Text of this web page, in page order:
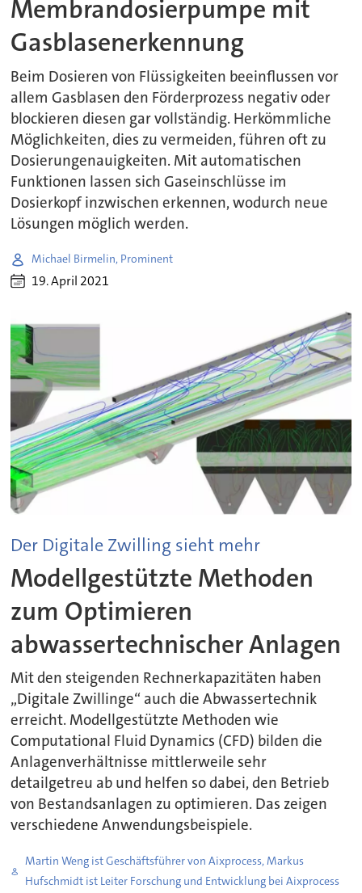
Membrandosierpumpe mit
Gasblasenerkennung
Beim Dosieren von Flüssigkeiten beeinflussen vor
allem Gasblasen den Förderprozess negativ oder
blockieren diesen gar vollständig. Herkömmliche
Möglichkeiten, dies zu vermeiden, führen oft zu
Dosierungenauigkeiten. Mit automatischen
Funktionen lassen sich Gaseinschlüsse im
Dosierkopf inzwischen erkennen, wodurch neue
Lösungen möglich werden.
Michael Birmelin, Prominent
19. April 2021
Der Digitale Zwilling sieht mehr
Modellgestützte Methoden
zum Optimieren
abwassertechnischer Anlagen
Mit den steigenden Rechnerkapazitäten haben
„Digitale Zwillinge“ auch die Abwassertechnik
erreicht. Modellgestützte Methoden wie
Computational Fluid Dynamics (CFD) bilden die
Anlagenverhältnisse mittlerweile sehr
detailgetreu ab und helfen so dabei, den Betrieb
von Bestandsanlagen zu optimieren. Das zeigen
verschiedene Anwendungsbeispiele.
Martin Weng ist Geschäftsführer von Aixprocess, Markus
Hufschmidt ist Leiter Forschung und Entwicklung bei Aixprocess